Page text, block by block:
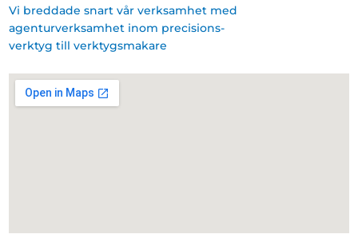
Vi breddade snart vår verksamhet med
agenturverksamhet inom precisions-
verktyg till verktygsmakare